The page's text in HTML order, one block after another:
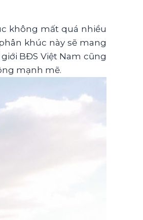
không mất quá nhiều
khúc này sẽ mang
BĐS Việt Nam cũng
mạnh mẽ.